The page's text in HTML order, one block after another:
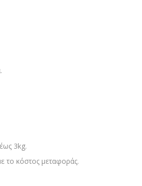
3kg.
το κόστος μεταφοράς.